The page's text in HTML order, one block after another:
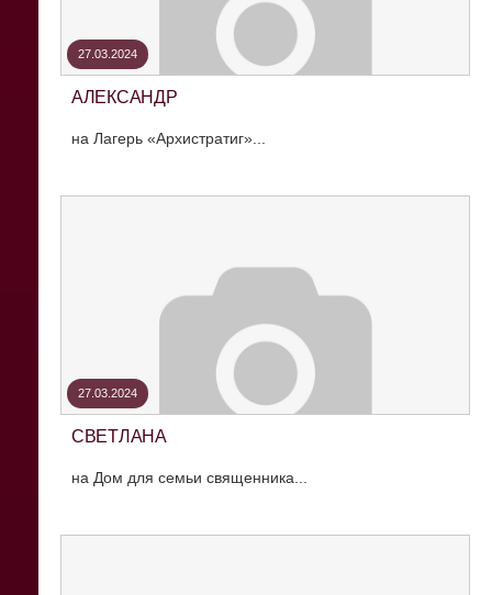
27.03.2024
АЛЕКСАНДР
на Лагерь «Архистратиг»...
27.03.2024
СВЕТЛАНА
на Дом для семьи священника...